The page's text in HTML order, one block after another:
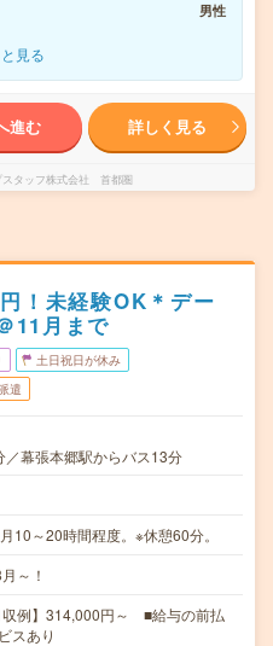
男性
見る
進む 詳しく見る
スタッフ株式会社 首都圏
！未経験OK＊デー
11月まで
土日祝日が休み
遣
幕張本郷駅からバス13分
～20時間程度。※休憩60分。
～！
例】314,000円～ ■給与の前払
スあり